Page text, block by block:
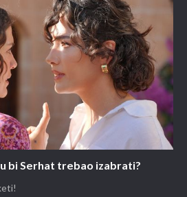
bi Serhat trebao izabrati?